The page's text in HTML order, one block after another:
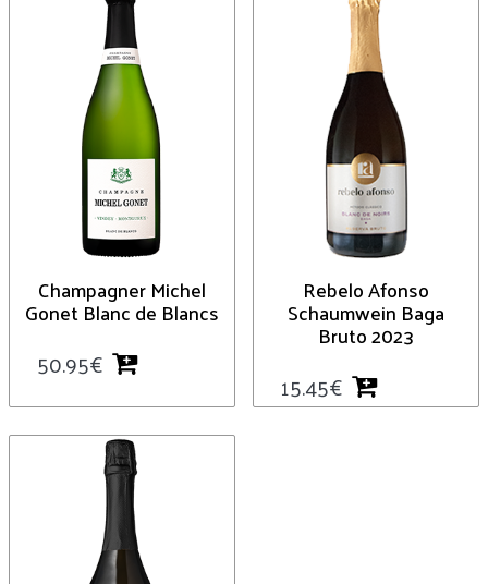
Champagner Michel
Gonet Blanc de Blancs
50.95€
Rebelo Afonso
Schaumwein Baga
Bruto 2023
15.45€